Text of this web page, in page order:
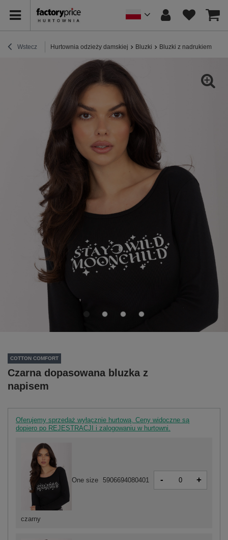
Wstecz Hurtownia odzieży damskiej Bluzki Bluzki z nadrukiem
COTTON COMFORT
Czarna dopasowana bluzka z
napisem
Oferujemy sprzedaż wyłącznie hurtową. Ceny widoczne są
dopiero po REJESTRACJI i zalogowaniu w hurtowni.
czarny
One size 5906694080401 - +